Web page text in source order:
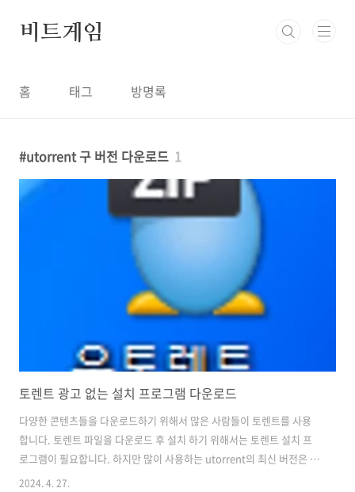
비트게임
홈 태그 방명록
utorrent 구 버전 다운로드 1
토렌트 광고 없는 설치 프로그램 다운로드
다양한 콘텐츠들을 다운로드하기 위해서 많은 사람들이 토렌트를 사용
합니다. 토렌트 파일을 다운로드 후 설치 하기 위해서는 토렌트 설치 프
로그램이 필요합니다. 하지만 많이 사용하는 utorrent의 최신 버전은 광
고가 포함되어 있어 사용하기 불편할 수 있습니다. 그렇기 때문에 광고
2024. 4. 27.